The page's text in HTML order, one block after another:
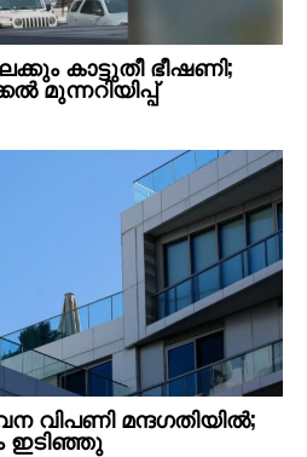
കാട്ടുതീ ഭീഷണി;
മുന്നറിയിപ്പ്
വിപണി മന്ദഗതിയില്‍;
ഇടിഞ്ഞു